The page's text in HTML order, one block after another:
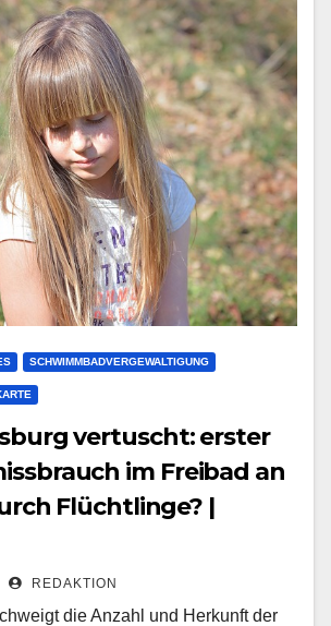
SCHWIMMBADVERGEWALTIGUNG
vertuscht: erster
im Freibad an
Flüchtlinge? |
REDAKTION
die Anzahl und Herkunft der